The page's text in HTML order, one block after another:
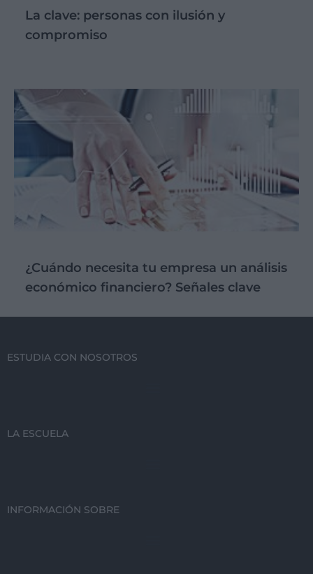
La clave: personas con ilusión y
compromiso
¿Cuándo necesita tu empresa un análisis
económico financiero? Señales clave
ESTUDIA CON NOSOTROS
LA ESCUELA
INFORMACIÓN SOBRE